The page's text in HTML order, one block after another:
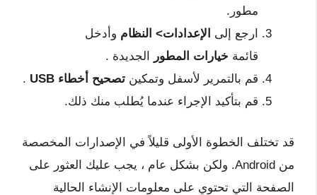
مطور.
ارجع إلى
الإعدادات> النظام وأدخل
قائمة خيارات المطور
الجديدة .
قم بالتمرير لأسفل وتمكين تصحيح أخطاء USB
.
قم بتأكيد الإجراء عندما يُطلب منك ذلك.
قد تختلف الخطوة الأولى قليلاً في الإصدارات المخصصة
من Android. ولكن بشكل عام ، يجب عليك العثور على
الصفحة التي تحتوي على معلومات الإنشاء الحالية